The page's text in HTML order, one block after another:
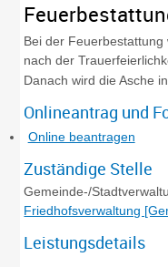
Bei der
nach der
Danach wird die Asche
Onlineantrag und
Online beantragen
Zuständige Stelle
Gemeinde-/
Friedhofsverwaltung
Leistungsdetails